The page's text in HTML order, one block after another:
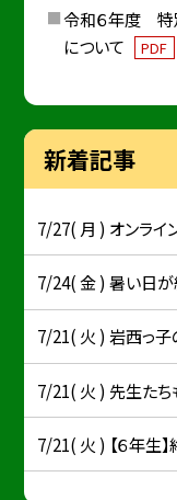
令和６年度 特
について
PDF
新着記事
7/27( 月 ) オンライ
7/24( 金 ) 暑い日が
7/21( 火 ) 岩西っ子
7/21( 火 ) 先生たち
7/21( 火 ) 【６年生】